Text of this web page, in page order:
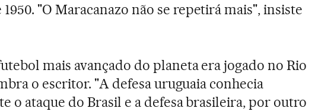
"O Maracanazo não se repetirá mais", insiste
mais avançado do planeta era jogado no Rio
o escritor. "A defesa uruguaia conhecia
o ataque do Brasil e a defesa brasileira, por outro